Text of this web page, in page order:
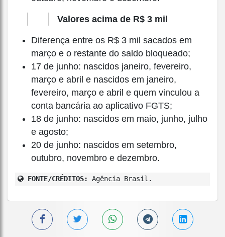
Valores acima de R$ 3 mil
Diferença entre os R$ 3 mil sacados em
março e o restante do saldo bloqueado;
17 de junho: nascidos janeiro, fevereiro,
março e abril e nascidos em janeiro,
fevereiro, março e abril e quem vinculou a
conta bancária ao aplicativo FGTS;
18 de junho: nascidos em maio, junho, julho
e agosto;
20 de junho: nascidos em setembro,
outubro, novembro e dezembro.
FONTE/CRÉDITOS: Agência Brasil.